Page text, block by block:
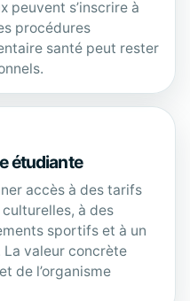
peuvent s’inscrire à
procédures
santé peut rester
étudiante
accès à des tarifs
à des
sportifs et à un
valeur concrète
de l’organisme